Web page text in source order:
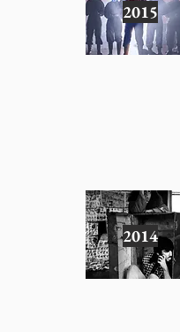
2015
2014